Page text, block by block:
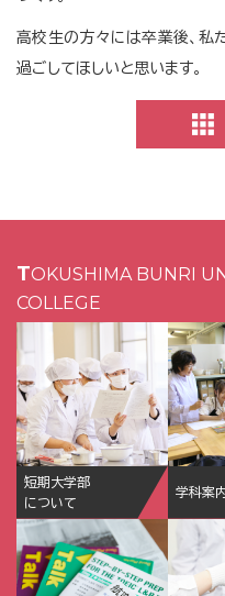
高校生の方々には卒業後、私
過ごしてほしいと思います。
TOKUSHIMA BUNRI UNIVERSITY JUNIOR
COLLEGE
短期大学部
について
学科案内